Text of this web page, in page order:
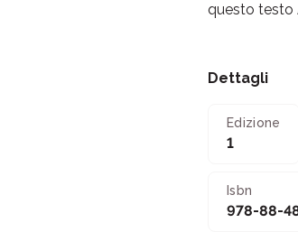
questo testo
Dettagli
Edizione
1
Isbn
978-88-